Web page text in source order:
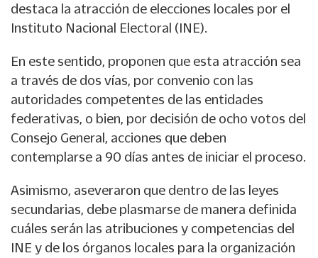
destaca la atracción de elecciones locales por el
Instituto Nacional Electoral (INE).
En este sentido, proponen que esta atracción sea
a través de dos vías, por convenio con las
autoridades competentes de las entidades
federativas, o bien, por decisión de ocho votos del
Consejo General, acciones que deben
contemplarse a 90 días antes de iniciar el proceso.
Asimismo, aseveraron que dentro de las leyes
secundarias, debe plasmarse de manera definida
cuáles serán las atribuciones y competencias del
INE y de los órganos locales para la organización